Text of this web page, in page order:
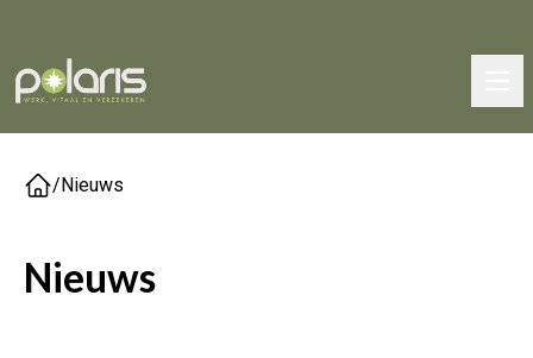
/Nieuws
Nieuws